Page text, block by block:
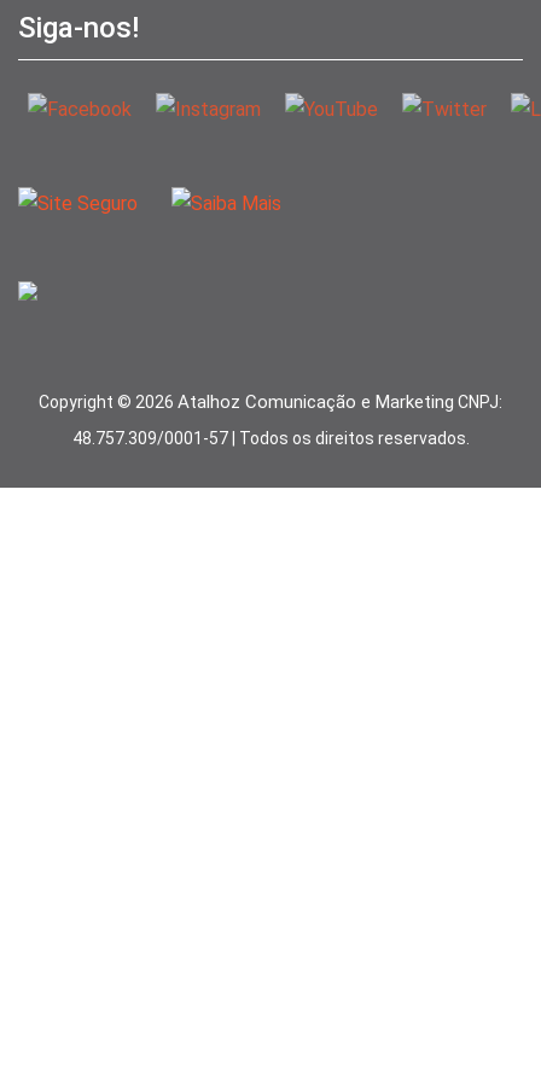
Siga-nos!
Copyright © 2026 Atalhoz Comunicação e Marketing CNPJ:
48.757.309/0001-57 | Todos os direitos reservados.